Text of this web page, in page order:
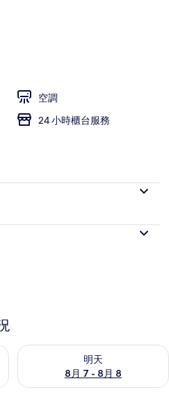
空調
24 小時櫃台服務
情況
明天
8月 7 - 8月 8
查看明天 (8月 7 - 8月 8) 的供